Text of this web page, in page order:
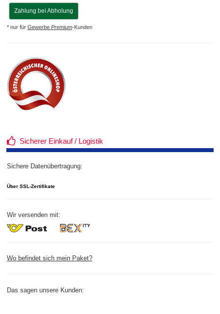
Zahlung bei Abholung
* nur für Gewerbe Premium-Kunden
Sicherer Einkauf / Logistik
Sichere Datenübertragung:
Über SSL-Zertifikate
Wir versenden mit:
Wo befindet sich mein Paket?
Das sagen unsere Kunden: